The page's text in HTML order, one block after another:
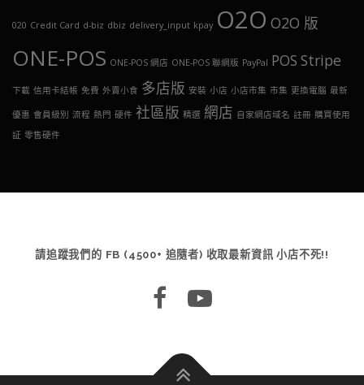
020 Credit Card d-biz dbiz delivery_input kpay O2O O2O 版
ONE-POS ONE-POS 網店 ONE-POS 聯網版 PayPal POS Stripe
下載 信用卡結帳 免費 外賣小食 多店版 安裝 小店 小店市集 市集 更換電腦 最新
優惠 會員級別 流程 熱門 硬件 社區版 精選 網店 自家網店域名 註冊 購買使用
証 零售硬件
請追蹤我們的 FB (4500+ 追隨者) 收取最新資訊 小店不死!!